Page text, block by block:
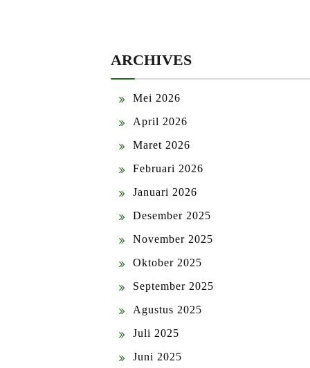
ARCHIVES
Mei 2026
April 2026
Maret 2026
Februari 2026
Januari 2026
Desember 2025
November 2025
Oktober 2025
September 2025
Agustus 2025
Juli 2025
Juni 2025